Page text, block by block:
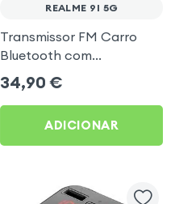
REALME 9I 5G
Transmissor FM Carro
Bluetooth com
carregamento duplo de
música USB Preto
34,90 €
ADICIONAR